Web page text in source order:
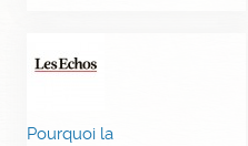
Pourquoi la